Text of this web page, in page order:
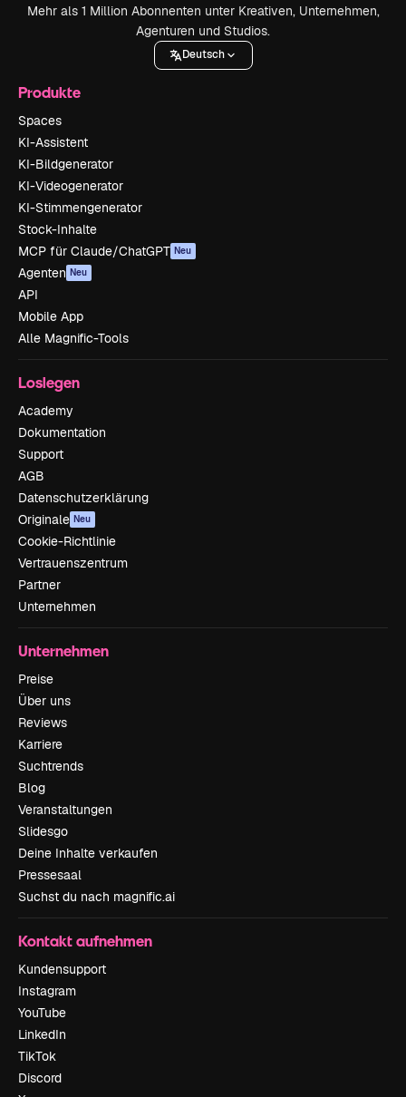
Mehr als 1 Million Abonnenten unter Kreativen, Unternehmen,
Agenturen und Studios.
Deutsch
Produkte
Spaces
KI-Assistent
KI-Bildgenerator
KI-Videogenerator
KI-Stimmengenerator
Stock-Inhalte
MCP für Claude/ChatGPT Neu
Agenten Neu
API
Mobile App
Alle Magnific-Tools
Loslegen
Academy
Dokumentation
Support
AGB
Datenschutzerklärung
Originale Neu
Cookie-Richtlinie
Vertrauenszentrum
Partner
Unternehmen
Unternehmen
Preise
Über uns
Reviews
Karriere
Suchtrends
Blog
Veranstaltungen
Slidesgo
Deine Inhalte verkaufen
Pressesaal
Suchst du nach magnific.ai
Kontakt aufnehmen
Kundensupport
Instagram
YouTube
LinkedIn
TikTok
Discord